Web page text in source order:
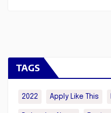
TAGS
2022 Apply Like This